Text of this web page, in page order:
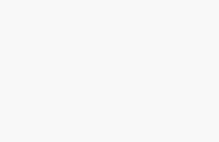
до 24 гарнитур
и каскадные